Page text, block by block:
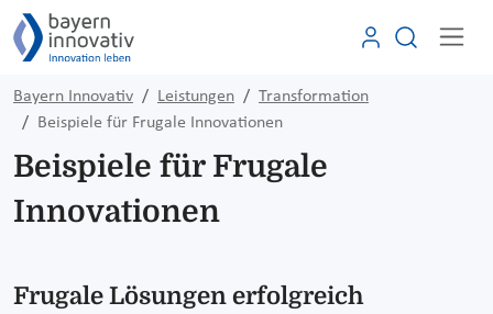
Bayern Innovativ Leistungen
Transformation
Beispiele für Frugale Innovationen
Beispiele für Frugale
Innovationen
Frugale Lösungen erfolgreich